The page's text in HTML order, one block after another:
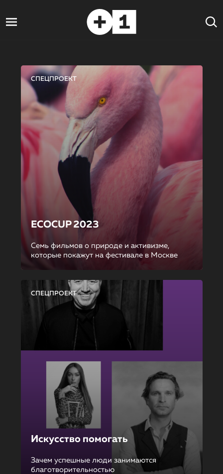
СПЕЦПРОЕКТ
ECOCUP 2023
Семь фильмов о природе и активизме,
которые покажут на фестивале в Москве
СПЕЦПРОЕКТ
Искусство помогать
Зачем успешные люди занимаются
благотворительностью